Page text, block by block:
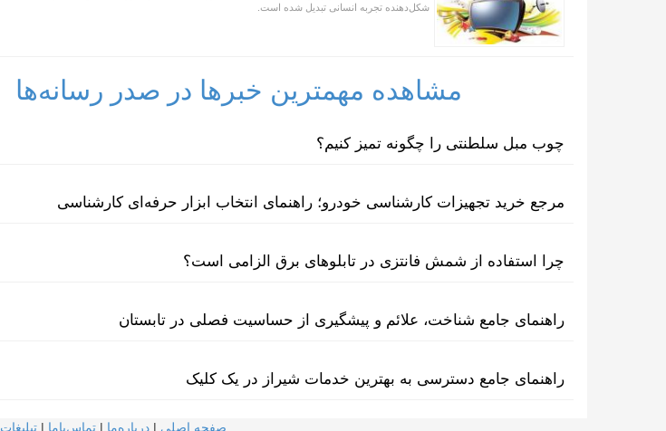
شکل‌دهنده تجربه انسانی تبدیل شده است.
مشاهده مهمترین خبرها در صدر رسانه‌ها
چوب مبل سلطنتی را چگونه تمیز کنیم؟
مرجع خرید تجهیزات کارشناسی خودرو؛ راهنمای انتخاب ابزار حرفه‌ای کارشناسی
چرا استفاده از شمش فانتزی در تابلوهای برق الزامی است؟
راهنمای جامع شناخت، علائم و پیشگیری از حساسیت فصلی در تابستان
راهنمای جامع دسترسی به بهترین خدمات شیراز در یک کلیک
صفحه اصلی | درباره‌ما | تماس‌با‌ما | تبلیغات